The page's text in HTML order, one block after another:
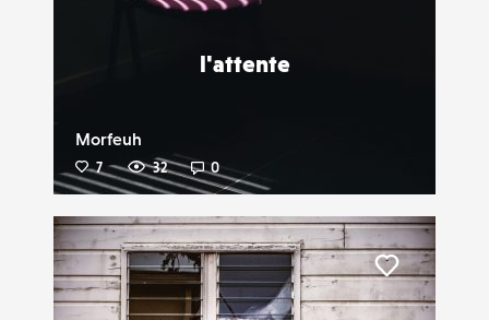
l'attente
Morfeuh
7 32 0
Liker